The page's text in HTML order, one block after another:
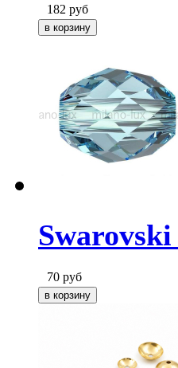
182 руб
70 руб